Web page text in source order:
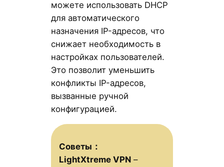
можете использовать DHCP
для автоматического
назначения IP-адресов, что
снижает необходимость в
настройках пользователей.
Это позволит уменьшить
конфликты IP-адресов,
вызванные ручной
конфигурацией.
Советы：
LightXtreme VPN–